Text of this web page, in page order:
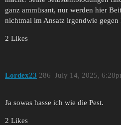
ganz ammüsant, nur werden hier
nichtmal im Ansatz irgendwie gegen
2 Likes
Lordex23 July 14, 2025,
286
Ja sowas hasse ich wie die Pest.
2 Likes